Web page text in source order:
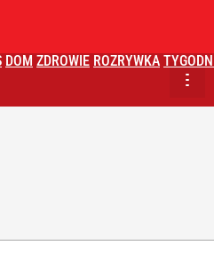
DOM ZDROWIE ROZRYWKA